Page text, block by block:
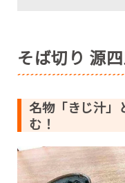
そば切り 源
名物「きじ汁」
む！